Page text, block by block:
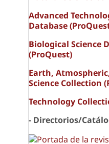
Advanced
Database
Biological Science
(ProQuest)
Earth,
Science Collection
Technology
- Directorios/